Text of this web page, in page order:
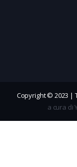
Copyright © 2023 |
a cura di